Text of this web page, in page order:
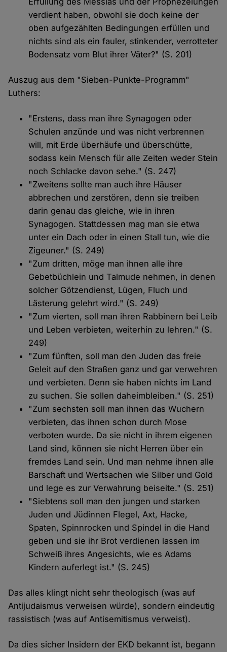
verdient haben, obwohl sie doch keine der
oben aufgezählten Bedingungen erfüllen und
nichts sind als ein fauler, stinkender, verrotteter
Bodensatz vom Blut ihrer Väter?" (S. 201)
Auszug aus dem "Sieben-Punkte-Programm"
Luthers:
"Erstens, dass man ihre Synagogen oder
Schulen anzünde und was nicht verbrennen
will, mit Erde überhäufe und überschütte,
sodass kein Mensch für alle Zeiten weder Stein
noch Schlacke davon sehe." (S. 247)
"Zweitens sollte man auch ihre Häuser
abbrechen und zerstören, denn sie treiben
darin genau das gleiche, wie in ihren
Synagogen. Stattdessen mag man sie etwa
unter ein Dach oder in einen Stall tun, wie die
Zigeuner." (S. 249)
"Zum dritten, möge man ihnen alle ihre
Gebetbüchlein und Talmude nehmen, in denen
solcher Götzendienst, Lügen, Fluch und
Lästerung gelehrt wird." (S. 249)
"Zum vierten, soll man ihren Rabbinern bei Leib
und Leben verbieten, weiterhin zu lehren." (S.
249)
"Zum fünften, soll man den Juden das freie
Geleit auf den Straßen ganz und gar verwehren
und verbieten. Denn sie haben nichts im Land
zu suchen. Sie sollen daheimbleiben." (S. 251)
"Zum sechsten soll man ihnen das Wuchern
verbieten, das ihnen schon durch Mose
verboten wurde. Da sie nicht in ihrem eigenen
Land sind, können sie nicht Herren über ein
fremdes Land sein. Und man nehme ihnen alle
Barschaft und Wertsachen wie Silber und Gold
und lege es zur Verwahrung beiseite." (S. 251)
"Siebtens soll man den jungen und starken
Juden und Jüdinnen Flegel, Axt, Hacke,
Spaten, Spinnrocken und Spindel in die Hand
geben und sie ihr Brot verdienen lassen im
Schweiß ihres Angesichts, wie es Adams
Kindern auferlegt ist." (S. 245)
Das alles klingt nicht sehr theologisch (was auf
Antijudaismus verweisen würde), sondern eindeutig
rassistisch (was auf Antisemitismus verweist).
Da dies sicher Insidern der EKD bekannt ist, begann